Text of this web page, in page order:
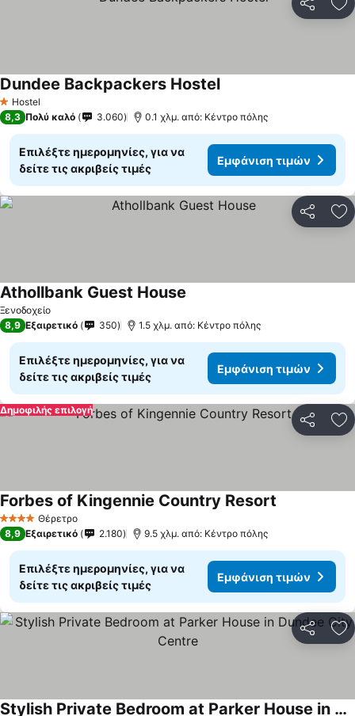
1 Αστέρια
Hostel
Dundee Backpackers HostelΕμφάνιση τιμών
8,3 Πολύ καλό 3.060 0.1 χλμ. από: Κέντρο πόλης
Επιλέξτε ημερομηνίες, για να
δείτε τις ακριβείς τιμές
Εμφάνιση τιμών
Ξενοδοχείο
Athollbank Guest House
8,9 Εξαιρετικό 350 1.5 χλμ. από: Κέντρο πόλης
Επιλέξτε ημερομηνίες, για να
δείτε τις ακριβείς τιμές
Εμφάνιση τιμών
Δημοφιλής επιλογή
4 ΑστέριαΘέρετρο
Forbes of Kingennie Country Resort
8,9 Εξαιρετικό 2.180 9.5 χλμ. από: Κέντρο πόλης
Επιλέξτε ημερομηνίες, για να
δείτε τις ακριβείς τιμές
Εμφάνιση τιμών
Stylish Private Bedroom at Parker House in Dundee City Centre